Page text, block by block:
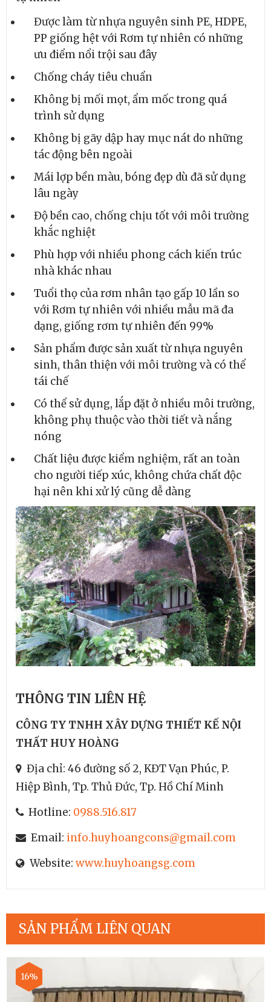
Được làm từ nhựa nguyên sinh PE, HDPE,
PP giống hệt với Rơm tự nhiên có những
ưu điểm nổi trội sau đây
Chống cháy tiêu chuẩn
Không bị mối mọt, ẩm mốc trong quá
trình sử dụng
Không bị gãy dập hay mục nát do những
tác động bên ngoài
Mái lợp bền màu, bóng đẹp dù đã sử dụng
lâu ngày
Độ bền cao, chống chịu tốt với môi trường
khắc nghiệt
Phù hợp với nhiều phong cách kiến trúc
nhà khác nhau
Tuổi thọ của rơm nhân tạo gấp 10 lần so
với Rơm tự nhiên với nhiều mẫu mã đa
dạng, giống rơm tự nhiên đến 99%
Sản phẩm được sản xuất từ nhựa nguyên
sinh, thân thiện với môi trường và có thể
tái chế
Có thể sử dụng, lắp đặt ở nhiều môi trường,
không phụ thuộc vào thời tiết và nắng
nóng
Chất liệu được kiểm nghiệm, rất an toàn
cho người tiếp xúc, không chứa chất độc
hại nên khi xử lý cũng dễ dàng
THÔNG TIN LIÊN HỆ
CÔNG TY TNHH XÂY DỰNG THIẾT KẾ NỘI
THẤT HUY HOÀNG
Địa chỉ: 46 đường số 2, KĐT Vạn Phúc, P.
Hiệp Bình, Tp. Thủ Đức, Tp. Hồ Chí Minh
Hotline: 0988.516.817
Email: info.huyhoangcons@gmail.com
Website: www.huyhoangsg.com
SẢN PHẨM LIÊN QUAN
16%